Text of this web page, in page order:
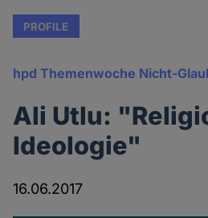
PROFILE
hpd Themenwoche Nicht-
Ali Utlu:
Ideologie"
16.06.2017